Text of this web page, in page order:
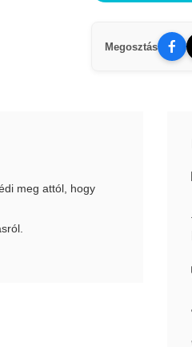
Megosztás
meg attól, hogy